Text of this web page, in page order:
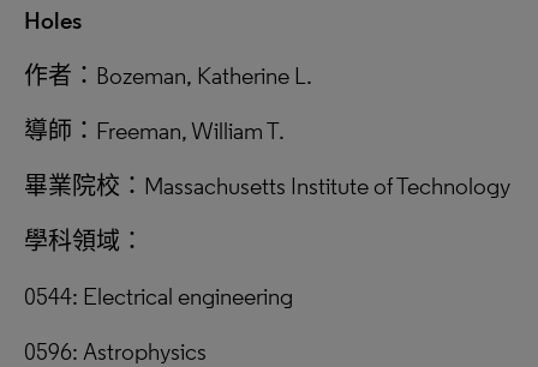
Holes
作者：Bozeman, Katherine L.
導師：Freeman, William T.
畢業院校：Massachusetts Institute of Technology
學科領域：
0544: Electrical engineering
0596: Astrophysics